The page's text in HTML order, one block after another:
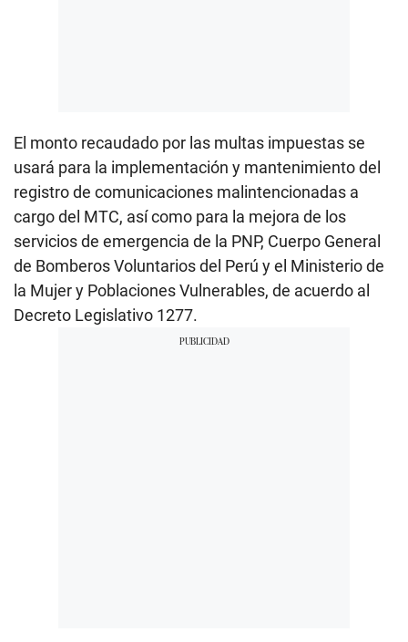
El monto recaudado por las multas impuestas se
usará para la implementación y mantenimiento del
registro de comunicaciones malintencionadas a
cargo del MTC, así como para la mejora de los
servicios de emergencia de la PNP, Cuerpo General
de Bomberos Voluntarios del Perú y el Ministerio de
la Mujer y Poblaciones Vulnerables, de acuerdo al
Decreto Legislativo 1277.